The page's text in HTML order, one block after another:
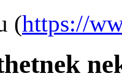
(https://